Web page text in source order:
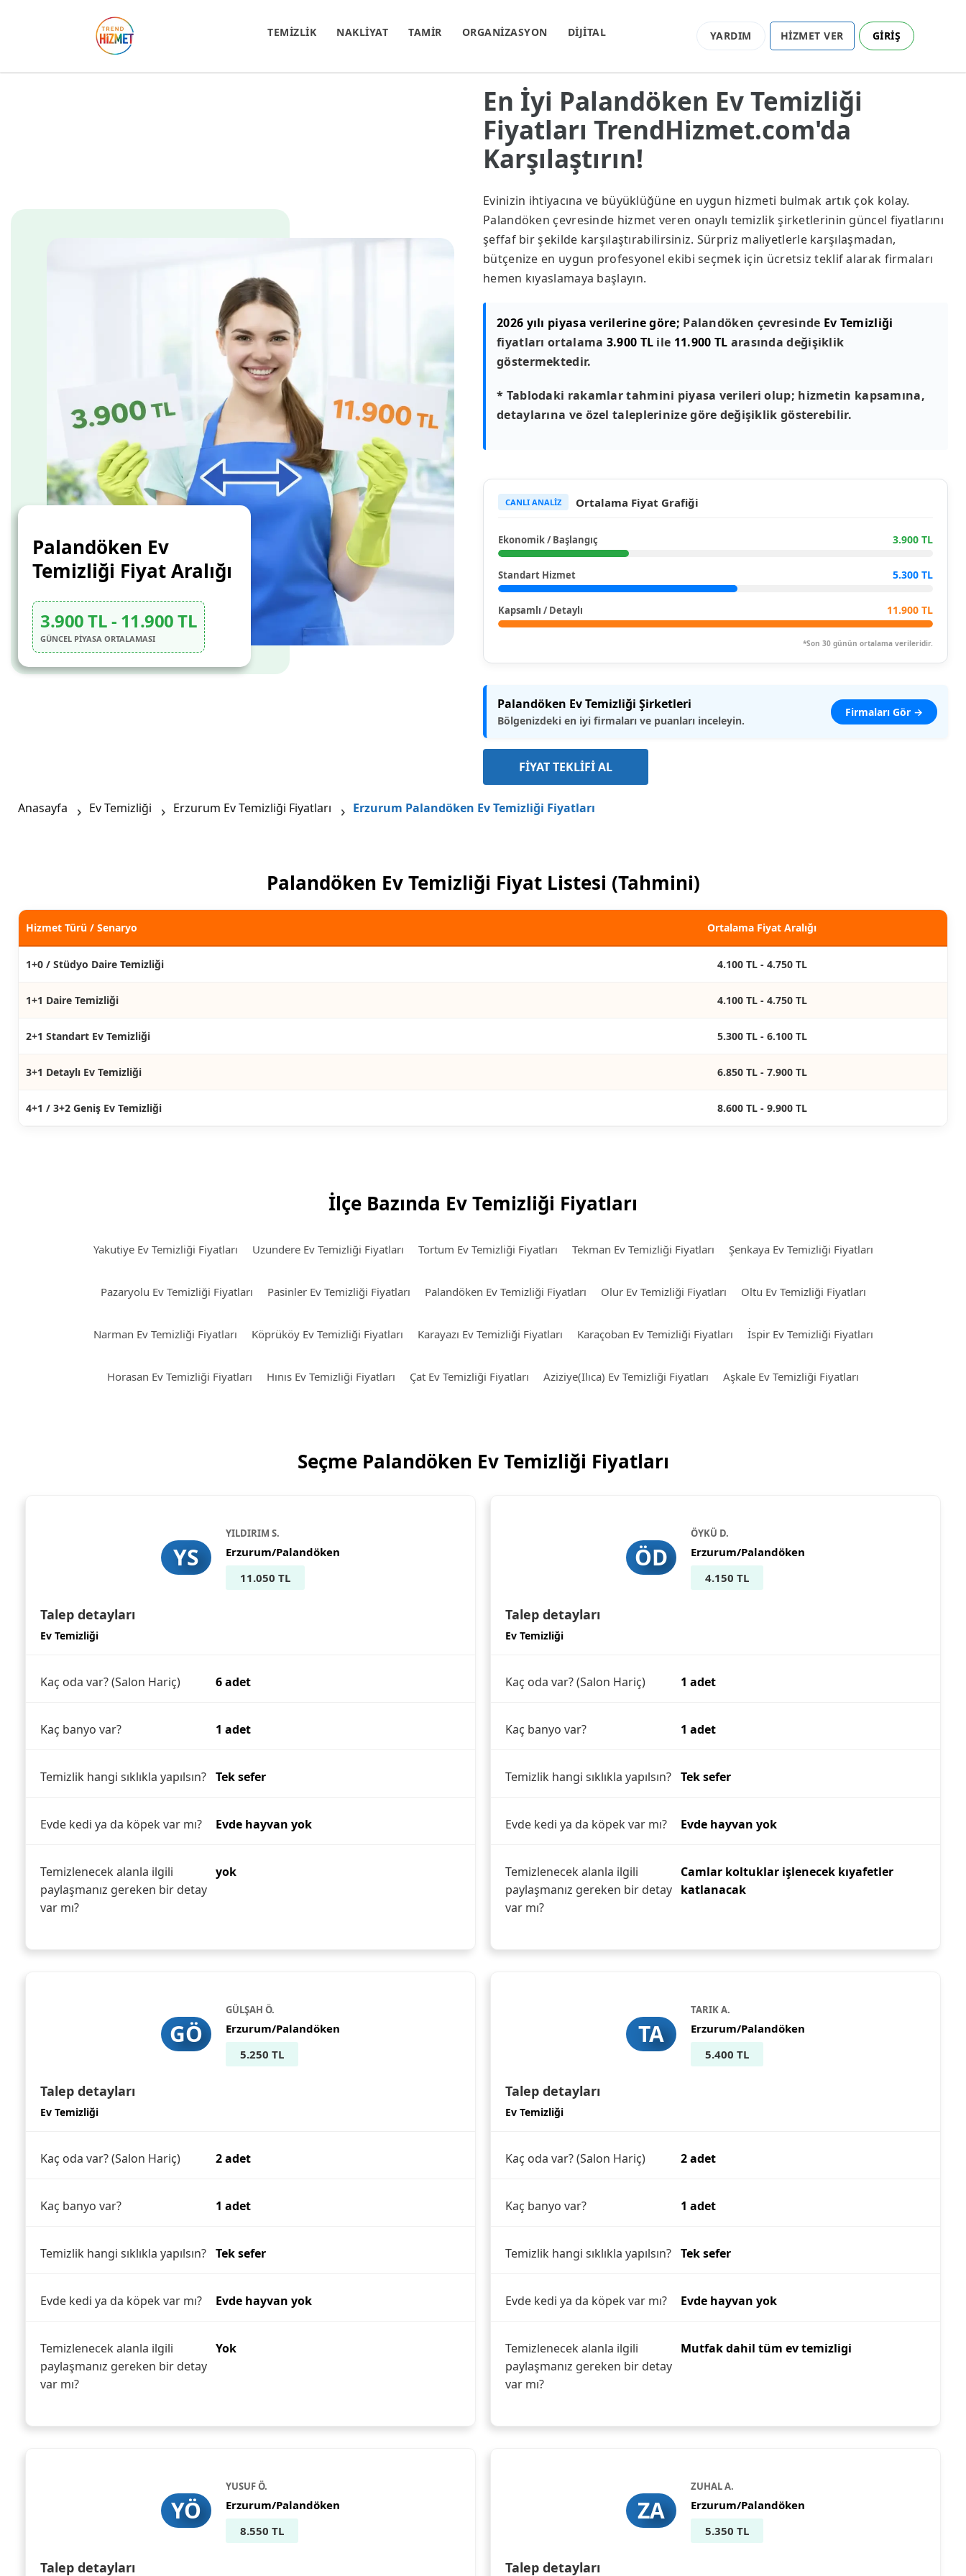
TEMİZLİK NAKLİYAT TAMİR ORGANİZASYON DİJİTAL YARDIM HİZMET VER GİRİŞ
En İyi Palandöken Ev Temizliği
Fiyatları TrendHizmet.com'da
Karşılaştırın!
Evinizin ihtiyacına ve büyüklüğüne en uygun hizmeti bulmak artık çok kolay.
Palandöken çevresinde hizmet veren onaylı temizlik şirketlerinin güncel fiyatlarını
şeffaf bir şekilde karşılaştırabilirsiniz. Sürpriz maliyetlerle karşılaşmadan,
bütçenize en uygun profesyonel ekibi seçmek için ücretsiz teklif alarak firmaları
hemen kıyaslamaya başlayın.
2026 yılı piyasa verilerine göre; Palandöken çevresinde Ev Temizliği
fiyatları ortalama 3.900 TL ile 11.900 TL arasında değişiklik
göstermektedir.
* Tablodaki rakamlar tahmini piyasa verileri olup; hizmetin kapsamına,
detaylarına ve özel taleplerinize göre değişiklik gösterebilir.
CANLI ANALİZ Ortalama Fiyat Grafiği
Ekonomik / Başlangıç 3.900 TL
Standart Hizmet 5.300 TL
Kapsamlı / Detaylı 11.900 TL
*Son 30 günün ortalama verileridir.
Palandöken Ev Temizliği Şirketleri
Bölgenizdeki en iyi firmaları ve puanları inceleyin.
Firmaları Gör →
FİYAT TEKLİFİ AL
Palandöken Ev
Temizliği Fiyat Aralığı
3.900 TL - 11.900 TL
GÜNCEL PİYASA ORTALAMASI
Anasayfa Ev Temizliği Erzurum Ev Temizliği Fiyatları Erzurum Palandöken Ev Temizliği Fiyatları
Palandöken Ev Temizliği Fiyat Listesi (Tahmini)
Hizmet Türü / Senaryo Ortalama Fiyat Aralığı
1+0 / Stüdyo Daire Temizliği 4.100 TL - 4.750 TL
1+1 Daire Temizliği 4.100 TL - 4.750 TL
2+1 Standart Ev Temizliği 5.300 TL - 6.100 TL
3+1 Detaylı Ev Temizliği 6.850 TL - 7.900 TL
4+1 / 3+2 Geniş Ev Temizliği 8.600 TL - 9.900 TL
İlçe Bazında Ev Temizliği Fiyatları
Yakutiye Ev Temizliği Fiyatları Uzundere Ev Temizliği Fiyatları Tortum Ev Temizliği Fiyatları Tekman Ev Temizliği Fiyatları Şenkaya Ev Temizliği Fiyatları
Pazaryolu Ev Temizliği Fiyatları Pasinler Ev Temizliği Fiyatları Palandöken Ev Temizliği Fiyatları Olur Ev Temizliği Fiyatları Oltu Ev Temizliği Fiyatları
Narman Ev Temizliği Fiyatları Köprüköy Ev Temizliği Fiyatları Karayazı Ev Temizliği Fiyatları Karaçoban Ev Temizliği Fiyatları İspir Ev Temizliği Fiyatları
Horasan Ev Temizliği Fiyatları Hınıs Ev Temizliği Fiyatları Çat Ev Temizliği Fiyatları Aziziye(Ilıca) Ev Temizliği Fiyatları Aşkale Ev Temizliği Fiyatları
Seçme Palandöken Ev Temizliği Fiyatları
YS
YILDIRIM S.
Erzurum/Palandöken
11.050 TL
Talep detayları
Ev Temizliği
Kaç oda var? (Salon Hariç) 6 adet
Kaç banyo var? 1 adet
Temizlik hangi sıklıkla yapılsın? Tek sefer
Evde kedi ya da köpek var mı? Evde hayvan yok
Temizlenecek alanla ilgili
paylaşmanız gereken bir detay
var mı?
yok
ÖD
ÖYKÜ D.
Erzurum/Palandöken
4.150 TL
Talep detayları
Ev Temizliği
Kaç oda var? (Salon Hariç) 1 adet
Kaç banyo var? 1 adet
Temizlik hangi sıklıkla yapılsın? Tek sefer
Evde kedi ya da köpek var mı? Evde hayvan yok
Temizlenecek alanla ilgili
paylaşmanız gereken bir detay
var mı?
Camlar koltuklar işlenecek kıyafetler
katlanacak
GÖ
GÜLŞAH Ö.
Erzurum/Palandöken
5.250 TL
Talep detayları
Ev Temizliği
Kaç oda var? (Salon Hariç) 2 adet
Kaç banyo var? 1 adet
Temizlik hangi sıklıkla yapılsın? Tek sefer
Evde kedi ya da köpek var mı? Evde hayvan yok
Temizlenecek alanla ilgili
paylaşmanız gereken bir detay
var mı?
Yok
TA
TARIK A.
Erzurum/Palandöken
5.400 TL
Talep detayları
Ev Temizliği
Kaç oda var? (Salon Hariç) 2 adet
Kaç banyo var? 1 adet
Temizlik hangi sıklıkla yapılsın? Tek sefer
Evde kedi ya da köpek var mı? Evde hayvan yok
Temizlenecek alanla ilgili
paylaşmanız gereken bir detay
var mı?
Mutfak dahil tüm ev temizligi
YÖ
YUSUF Ö.
Erzurum/Palandöken
8.550 TL
Talep detayları
ZA
ZUHAL A.
Erzurum/Palandöken
5.350 TL
Talep detayları